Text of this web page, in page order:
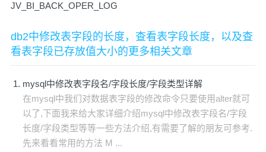
JV_BI_BACK_OPER_LOG
db2中修改表字段的长度，查看表字段长度，以及查
看表字段已存放值大小的更多相关文章
mysql中修改表字段名/字段长度/字段类型详解
在mysql中我们对数据表字段的修改命令只要使用alter就可
以了,下面我来给大家详细介绍mysql中修改表字段名/字段
长度/字段类型等等一些方法介绍,有需要了解的朋友可参考.
先来看看常用的方法 M ...